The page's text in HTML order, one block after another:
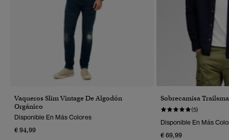
Vaqueros Slim Vintage De Algodón
Orgánico
Disponible En Más Colores
€ 94,99
Sobrecamisa
(5)
Disponible En Más
€ 69,99